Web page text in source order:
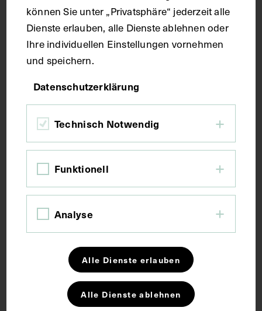
Kurzbeschreibung
Rechter Beckenknochen (Os coxae, Beckenschaufel
Oberschenkelknochen (Femur) von hinten. Der
Ansatz des Musculus pectineus an der Linea
pectinea.
Anatomie
Becken <Anatomie>
Beinmuskulatur
CC BY-NC-SA 4.0
können Sie unter „Privatsphäre“ jederzeit alle
Dienste erlauben, alle Dienste ablehnen oder
Ihre individuellen Einstellungen vornehmen
und speichern.
Datenschutzerklärung
Technisch Notwendig
Funktionell
Analyse
Alle Dienste erlauben
Alle Dienste ablehnen